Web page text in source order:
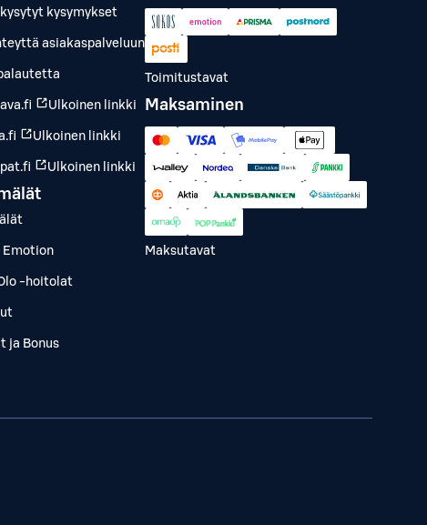
kysytyt kysymykset
asiakaspalveluun
Ulkoinen linkki
Ulkoinen linkki
Ulkoinen linkki
Emotion
-hoitolat
ja Bonus
Toimitustavat
Maksaminen
Maksutavat